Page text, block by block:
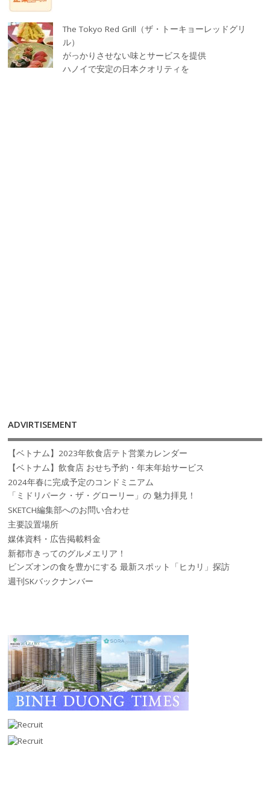
The Tokyo Red Grill（ザ・トーキョーレッドグリ
ル）
がっかりさせない味とサービスを提供
ハノイで安定の日本クオリティを
ADVIRTISEMENT
【ベトナム】2023年飲食店テト営業カレンダー
【ベトナム】飲食店 おせち予約・年末年始サービス
2024年春に完成予定のコンドミニアム
「ミドリパーク・ザ・グローリー」の 魅力拝見！
SKETCH編集部へのお問い合わせ
主要設置場所
媒体資料・広告掲載料金
新都市きってのグルメエリア！
ビンズオンの食を豊かにする 最新スポット「ヒカリ」探訪
週刊SKバックナンバー